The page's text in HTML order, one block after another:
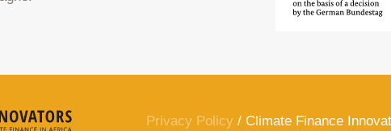
Privacy Policy / Climate Finance